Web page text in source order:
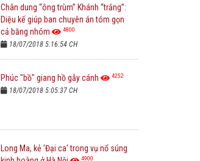
Chân dung “ông trùm” Khánh “trắng”:
Diệu kế giúp ban chuyên án tóm gọn
cả băng nhóm
4800
18/07/2018 5:16:54 CH
Phúc "bồ" giang hồ gẫy cánh 4252
18/07/2018 5:05:37 CH
Long Ma, kẻ 'Đại ca' trong vụ nổ súng
4900